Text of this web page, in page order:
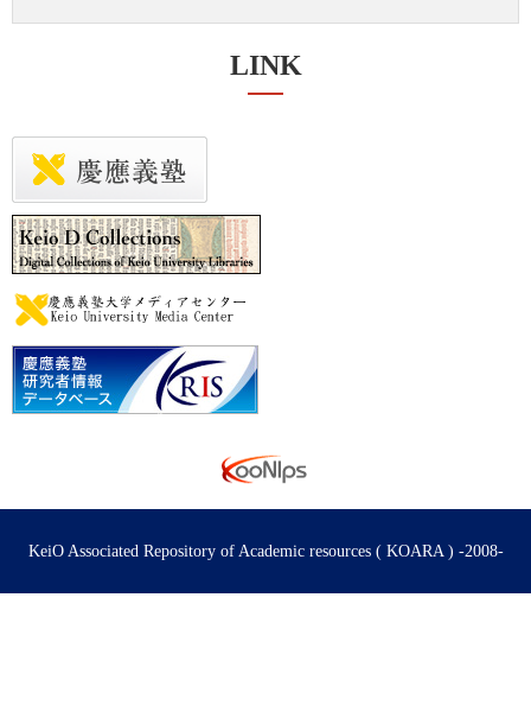
LINK
KeiO Associated Repository of Academic resources ( KOARA ) -2008-